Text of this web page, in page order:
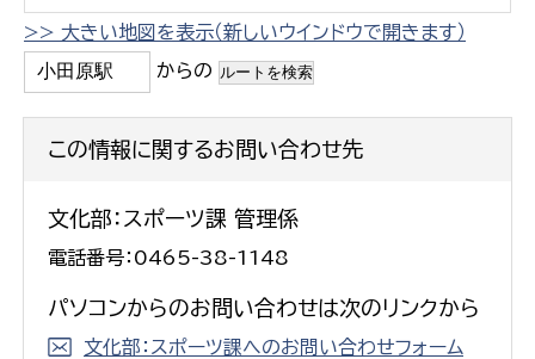
>> 大きい地図を表示（新しいウインドウで開きます）
からの
この情報に関するお問い合わせ先
文化部：スポーツ課 管理係
電話番号：0465-38-1148
パソコンからのお問い合わせは次のリンクから
文化部：スポーツ課へのお問い合わせフォーム